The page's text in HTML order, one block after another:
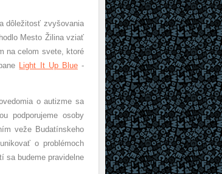
dôležitosť zvyšovania
Mesto Žilina vziať
na celom svete, ktoré
Light It Up Blue-
o autizme sa
podporujeme osoby
veže Budatínskeho
o problémoch
sa budeme pravidelne